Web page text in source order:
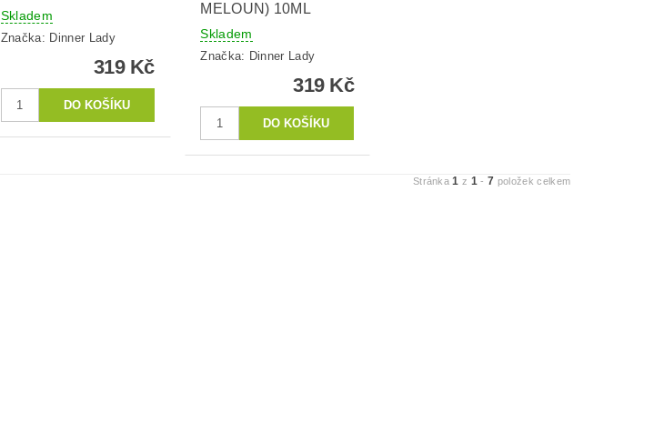
Skladem
Značka: Dinner Lady
319 Kč
MELOUN) 10ML
Skladem
Značka: Dinner Lady
319 Kč
Stránka1 z 1 -7 položek celkem